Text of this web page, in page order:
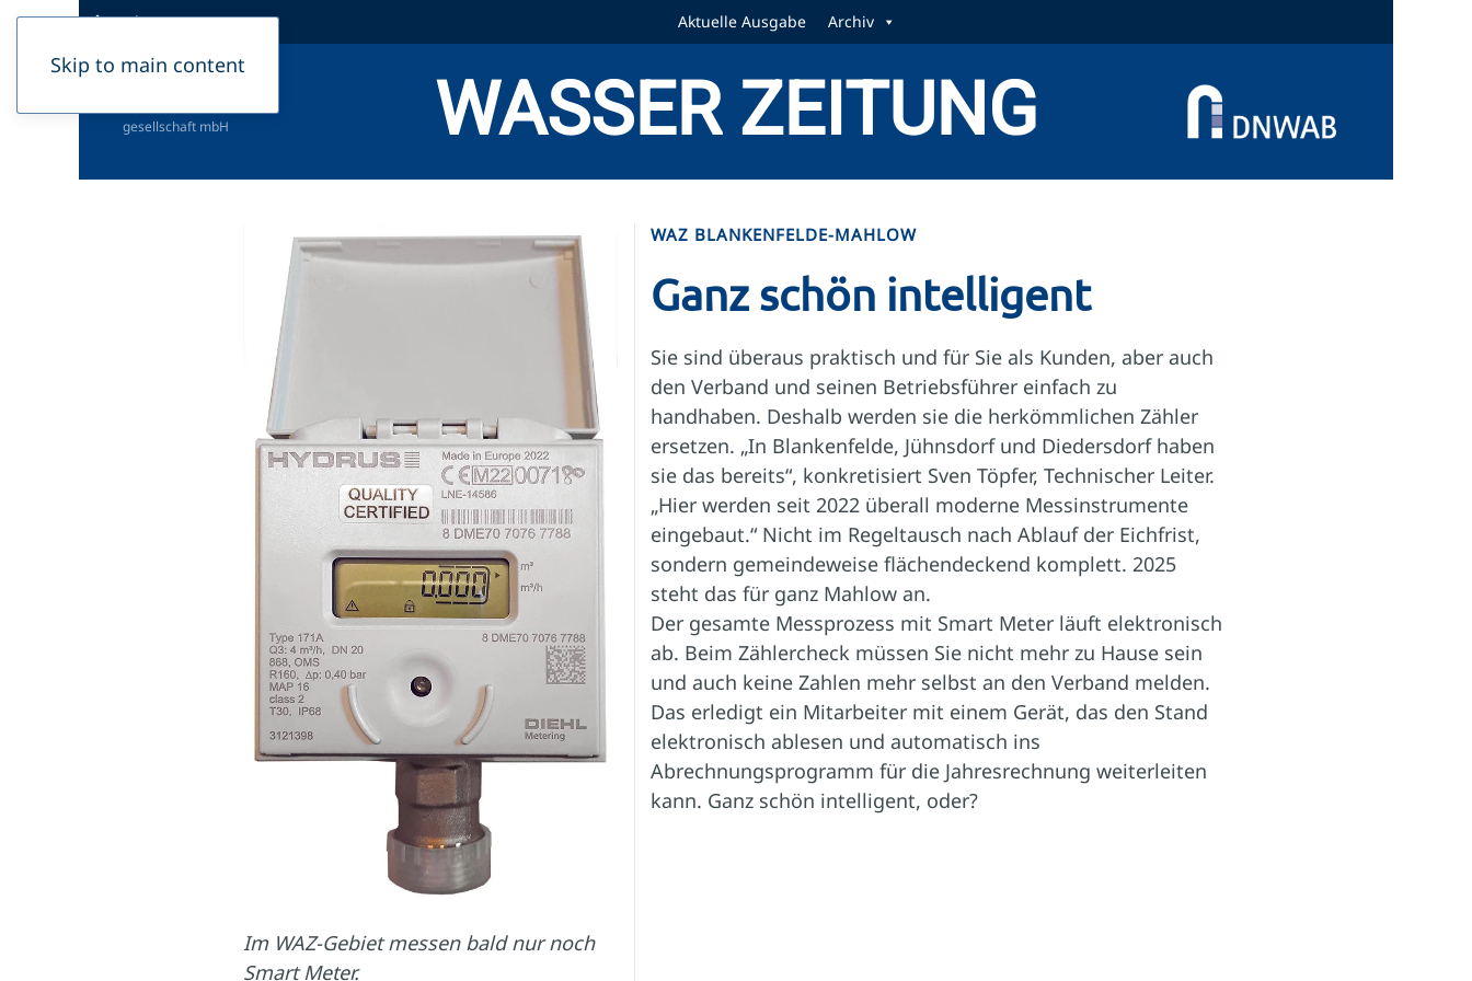
Skip to main content
Podcast Aktuelle Ausgabe Archiv
Herausgeber:
Abwasserbetriebs­
gesellschaft mbH
WASSER ZEITUNG
Im WAZ-Gebiet messen bald nur noch
Smart Meter.
WAZ BLANKENFELDE-MAHLOW
Ganz schön intelligent
Sie sind überaus praktisch und für Sie als Kunden, aber auch
den Verband und seinen Betriebsführer einfach zu
handhaben. Deshalb werden sie die herkömmlichen Zähler
ersetzen. „In Blankenfelde, Jühnsdorf und Diedersdorf haben
sie das bereits“, konkretisiert Sven Töpfer, Technischer Leiter.
„Hier werden seit 2022 überall moderne Messinstrumente
eingebaut.“ Nicht im Regeltausch nach Ablauf der Eichfrist,
sondern gemeindeweise flächendeckend komplett. 2025
steht das für ganz Mahlow an.
Der gesamte Messprozess mit Smart Meter läuft elektronisch
ab. Beim Zählercheck müssen Sie nicht mehr zu Hause sein
und auch keine Zahlen mehr selbst an den Verband melden.
Das erledigt ein Mitarbeiter mit einem Gerät, das den Stand
elektronisch ablesen und automatisch ins
Abrechnungsprogramm für die Jahresrechnung weiterleiten
kann. Ganz schön intelligent, oder?